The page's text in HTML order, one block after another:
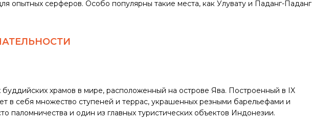
опытных серферов. Особо популярны такие места, как Улувату и Паданг-Паданг
храмов в мире, расположенный на острове Ява. Построенный в IX
в себя множество ступеней и террас, украшенных резными барельефами и
паломничества и один из главных туристических объектов Индонезии.